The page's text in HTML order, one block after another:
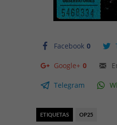
Facebook 0
Google+ 0
Telegram
ETIQUETAS OP25